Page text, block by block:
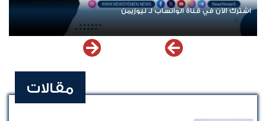
عودة الرحلات الدولية إلى اليمن.. ادعاء حكومي بلا معطيات
مقالات